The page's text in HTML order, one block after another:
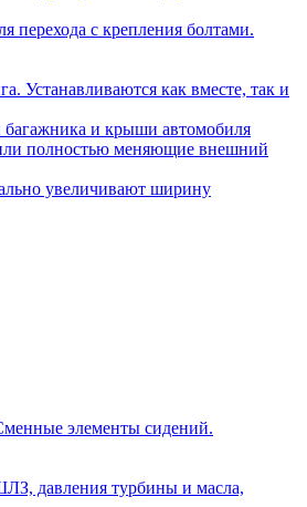
перехода с крепления болтами.
Устанавливаются как вместе, так и
и крыши автомобиля
полностью меняющие внешний
увеличивают ширину
элементы сидений.
давления турбины и масла,